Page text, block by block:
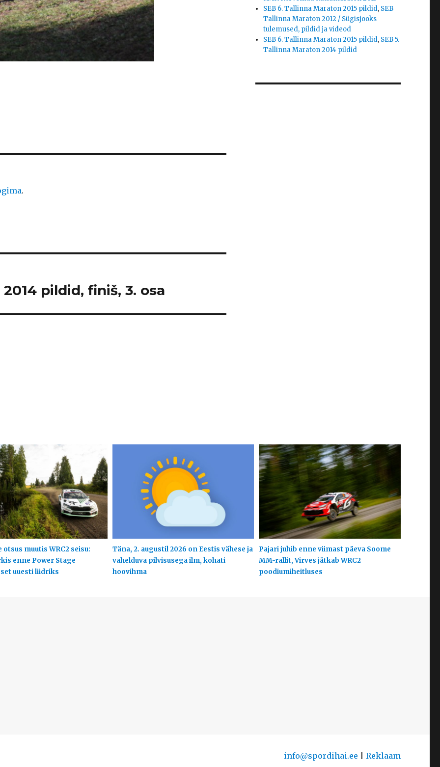
.
pildid, finiš, 3. osa
SEB 6. Tallinna Maraton 2015 pildid, SEB
Tallinna Maraton 2012 / Sügisjooks
tulemused, pildid ja videod
SEB 6. Tallinna Maraton 2015 pildid, SEB 5.
Tallinna Maraton 2014 pildid
muutis WRC2 seisu:
enne Power Stage
uuesti liidriks
Täna, 2. augustil 2026 on Eestis vähese ja
vahelduva pilvisusega ilm, kohati
hoovihma
Pajari juhib enne viimast päeva Soome
MM-rallit, Virves jätkab WRC2
poodiumiheitluses
info@spordihai.ee Reklaam